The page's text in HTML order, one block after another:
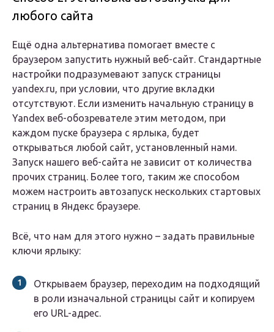
любого сайта
Ещё одна альтернатива помогает вместе с
браузером запустить нужный веб-сайт. Стандартные
настройки подразумевают запуск страницы
yandex.ru, при условии, что другие вкладки
отсутствуют. Если изменить начальную страницу в
Yandex веб-обозревателе этим методом, при
каждом пуске браузера с ярлыка, будет
открываться любой сайт, установленный нами.
Запуск нашего веб-сайта не зависит от количества
прочих страниц. Более того, таким же способом
можем настроить автозапуск нескольких стартовых
страниц в Яндекс браузере.
Всё, что нам для этого нужно – задать правильные
ключи ярлыку:
Открываем браузер, переходим на подходящий
в роли изначальной страницы сайт и копируем
его URL-адрес.